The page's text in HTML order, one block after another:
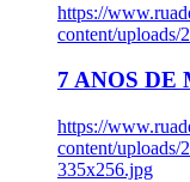
https://
content/uploads/
7 ANOS DE
https://
content/uploads/
335x256.jpg